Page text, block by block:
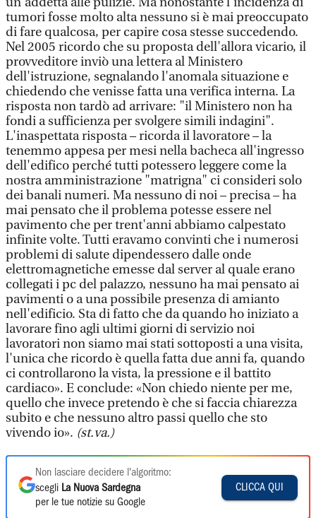
tumori fosse molto alta nessuno si è mai preoccupato
di fare qualcosa, per capire cosa stesse succedendo.
Nel 2005 ricordo che su proposta dell'allora vicario, il
provveditore inviò una lettera al Ministero
dell'istruzione, segnalando l'anomala situazione e
chiedendo che venisse fatta una verifica interna. La
risposta non tardò ad arrivare: "il Ministero non ha
fondi a sufficienza per svolgere simili indagini".
L'inaspettata risposta – ricorda il lavoratore – la
tenemmo appesa per mesi nella bacheca all'ingresso
dell'edifico perché tutti potessero leggere come la
nostra amministrazione "matrigna" ci consideri solo
dei banali numeri. Ma nessuno di noi – precisa – ha
mai pensato che il problema potesse essere nel
pavimento che per trent'anni abbiamo calpestato
infinite volte. Tutti eravamo convinti che i numerosi
problemi di salute dipendessero dalle onde
elettromagnetiche emesse dal server al quale erano
collegati i pc del palazzo, nessuno ha mai pensato ai
pavimenti o a una possibile presenza di amianto
nell'edificio. Sta di fatto che da quando ho iniziato a
lavorare fino agli ultimi giorni di servizio noi
lavoratori non siamo mai stati sottoposti a una visita,
l'unica che ricordo è quella fatta due anni fa, quando
ci controllarono la vista, la pressione e il battito
cardiaco». E conclude: «Non chiedo niente per me,
quello che invece pretendo è che si faccia chiarezza
subito e che nessuno altro passi quello che sto
vivendo io». (st.va.)
Non lasciare decidere l'algoritmo:
scegli La Nuova Sardegna
per le tue notizie su Google
CLICCA QUI